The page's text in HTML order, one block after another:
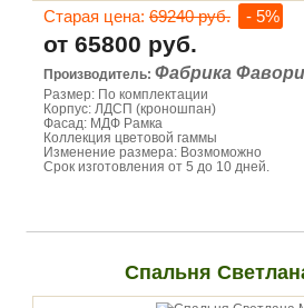
Старая цена: 69240 руб. - 5%
от 65800 руб.
Производитель: Фабрика
Размер: По комплектации
Корпус: ЛДСП (кроношпан)
Фасад: МДФ Рамка
Коллекция цветовой гаммы
Изменение размера: Возмоможно
Срок изготовления от 5 до 10 дней.
Спальня